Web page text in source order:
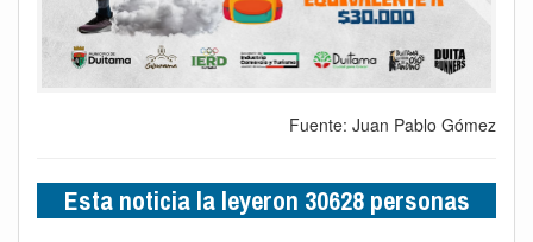
Fuente: Juan Pablo Gómez
Esta noticia la leyeron 30628 personas